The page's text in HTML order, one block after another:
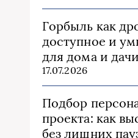
Горбыль как
доступное и
для дома и дачи
17.07.2026
Подбор
проекта: как
без лишних